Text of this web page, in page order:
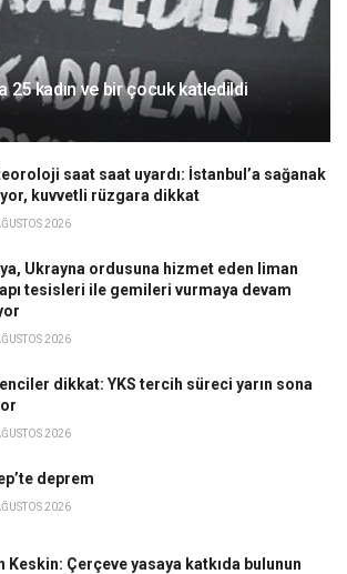
25 kadın ve bir çocuk katledildi
saat saat uyardı: İstanbul’a sağanak
kuvvetli rüzgara dikkat
2026
Ukrayna ordusuna hizmet eden liman
tesisleri ile gemileri vurmaya devam
2026
dikkat: YKS tercih süreci yarın sona
2026
deprem
2026
Keskin: Çerçeve yasaya katkıda bulunun